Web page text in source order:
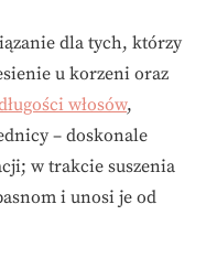
dla tych, którzy
u korzeni oraz
włosów,
– doskonale
w trakcie suszenia
i unosi je od